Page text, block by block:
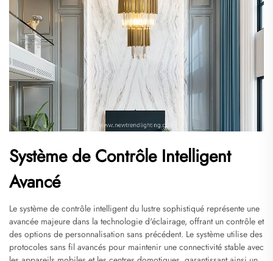
Système de Contrôle Intelligent
Avancé
Le système de contrôle intelligent du lustre sophistiqué représente une
avancée majeure dans la technologie d'éclairage, offrant un contrôle et
des options de personnalisation sans précédent. Le système utilise des
protocoles sans fil avancés pour maintenir une connectivité stable avec